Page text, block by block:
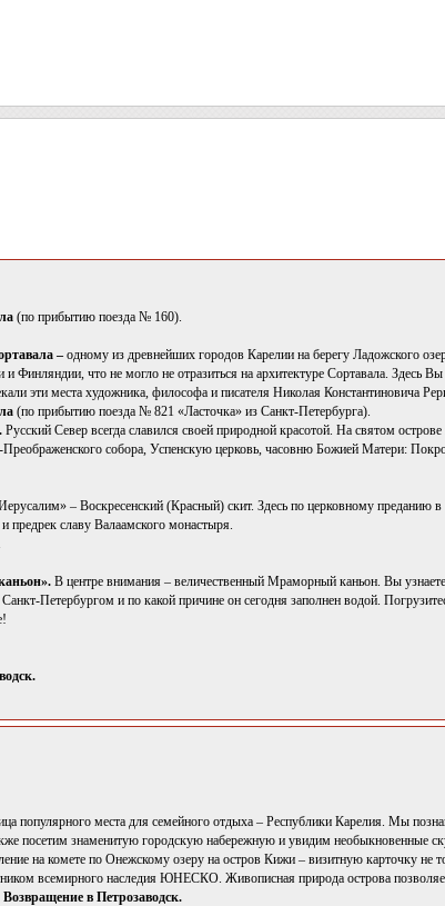
(по прибытию поезда № 160).
– одному из древнейших городов Карелии на берегу Ладожского
Финляндии, что не могло не отразиться на архитектуре Сортавала. Здесь
эти места художника, философа и писателя Николая Константиновича
(по прибытию поезда № 821 «Ласточка» из Санкт-Петербурга).
Русский Север всегда славился своей природной красотой. На святом
собора, Успенскую церковь, часовню Божией Матери:
– Воскресенский (Красный) скит. Здесь по церковному преданию
предрек славу Валаамского монастыря.
В центре внимания – величественный Мраморный каньон. Вы
Петербургом и по какой причине он сегодня заполнен водой.
популярного места для семейного отдыха – Республики Карелия. Мы
посетим знаменитую городскую набережную и увидим необыкновенные
на комете по Онежскому озеру на остров Кижи – визитную карточку не
всемирного наследия ЮНЕСКО. Живописная природа острова
Возвращение в Петрозаводск.